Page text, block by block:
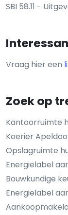
SBI 58.11 -
Vraag hier een
Zoek op
Kantoorruimte
Koerier
Opslagruimte
Energielabel
Bouwkundige
Energielabel